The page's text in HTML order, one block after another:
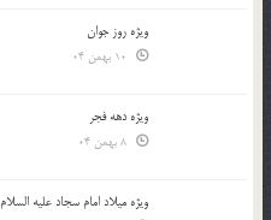
ویژه روز جوان
ویژه دهه فجر
ویژه میلاد امام سجاد علیه السلام